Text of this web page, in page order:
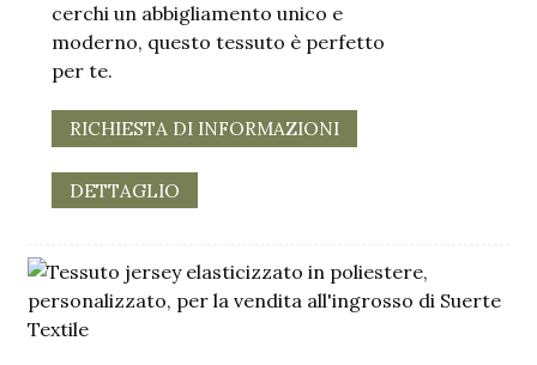
cerchi un abbigliamento unico e
moderno, questo tessuto è perfetto
per te.
RICHIESTA DI INFORMAZIONI
DETTAGLIO